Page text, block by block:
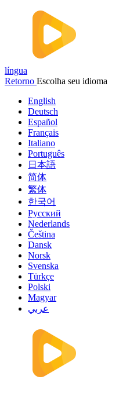
língua
Retorno Escolha seu idioma
English
Deutsch
Español
Français
Italiano
Português
日本語
简体
繁体
한국어
Русский
Nederlands
Čeština
Dansk
Norsk
Svenska
Türkçe
Polski
Magyar
عربي